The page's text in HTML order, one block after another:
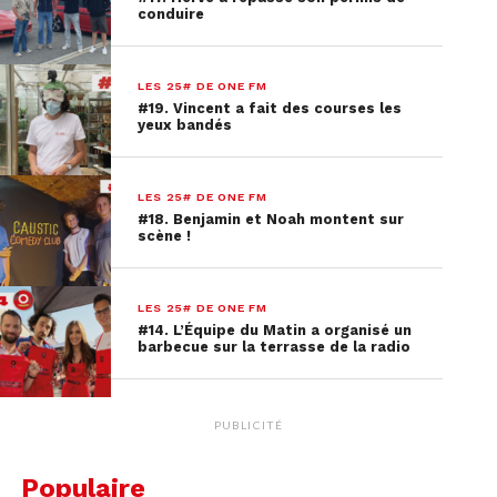
Kadebostany comme « Castle in the Snow » à la
perfection. Le public a eu la chance d’entendre
leur dernier single « Take me to the Moon » pour
la première fois en concert !
conduire
LES 25# DE ONE FM
#19. Vincent a fait des courses les
yeux bandés
LES 25# DE ONE FM
#18. Benjamin et Noah montent sur
scène !
LES 25# DE ONE FM
#14. L’Équipe du Matin a organisé un
barbecue sur la terrasse de la radio
PUBLICITÉ
Populaire